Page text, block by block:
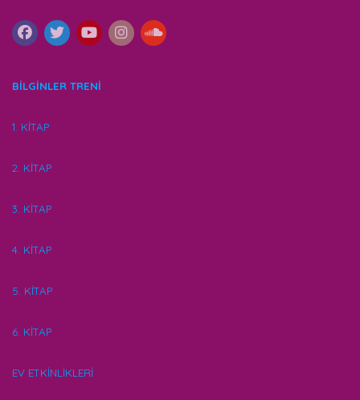
BİLGİNLER TRENİ
1. KİTAP
2. KİTAP
3. KİTAP
4. KİTAP
5. KİTAP
6. KİTAP
EV ETKİNLİKLERİ